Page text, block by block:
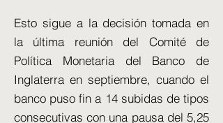
Esto sigue a la decisión tomada en
la última reunión del Comité de
Política Monetaria del Banco de
Inglaterra en septiembre, cuando el
banco puso fin a 14 subidas de tipos
consecutivas con una pausa del 5,25